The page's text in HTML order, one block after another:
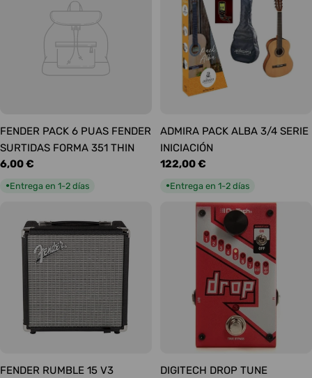
FENDER PACK 6 PUAS FENDER
SURTIDAS FORMA 351 THIN
Precio
6,00 €
●Entrega en 1-2 días
ADMIRA PACK ALBA 3/4 SERIE
INICIACIÓN
Precio
122,00 €
●Entrega en 1-2 días
FENDER RUMBLE 15 V3
DIGITECH DROP TUNE